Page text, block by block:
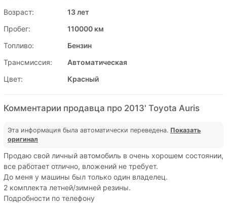
Возраст:
13 лет
Пробег:
110000 км
Топливо:
Бензин
Трансмиссия:
Автоматическая
Цвет:
Красный
Комментарии продавца про 2013' Toyota Auris
Эта информация была автоматически переведена. Показать
оригинал
Продаю свой личный автомобиль в очень хорошем состоянии,
все работает отлично, вложений не требует.
До меня у машины был только один владелец.
2 комплекта летней/зимней резины.
Подробности по телефону